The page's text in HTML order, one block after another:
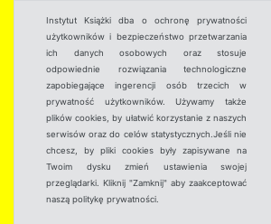
Instytut Książki dba o ochronę prywatności
użytkowników i bezpieczeństwo przetwarzania
ich danych osobowych oraz stosuje
odpowiednie rozwiązania technologiczne
zapobiegające ingerencji osób trzecich w
prywatność użytkowników. Używamy także
plików cookies, by ułatwić korzystanie z naszych
serwisów oraz do celów statystycznych.Jeśli nie
chcesz, by pliki cookies były zapisywane na
Twoim dysku zmień ustawienia swojej
przeglądarki. Kliknij "Zamknij" aby zaakceptować
naszą politykę prywatności.